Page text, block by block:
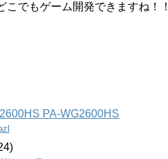
でもゲーム開発できますね！！
PA-WG2600HS